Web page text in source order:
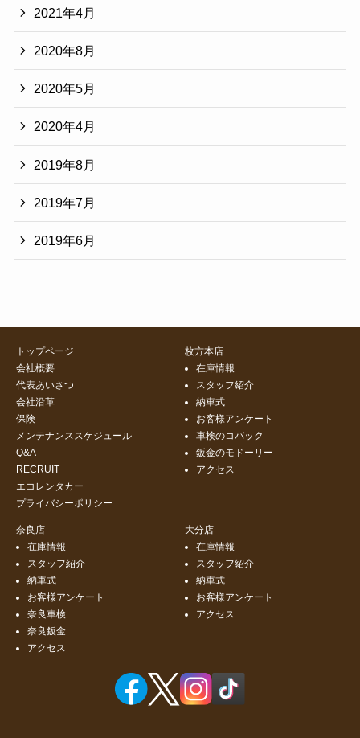
2021年4月
2020年8月
2020年5月
2020年4月
2019年8月
2019年7月
2019年6月
トップページ
会社概要
代表あいさつ
会社沿革
保険
メンテナンススケジュール
Q&A
RECRUIT
エコレンタカー
プライバシーポリシー
枚方本店
在庫情報
スタッフ紹介
納車式
お客様アンケート
車検のコバック
鈑金のモドーリー
アクセス
奈良店
在庫情報
スタッフ紹介
納車式
お客様アンケート
奈良車検
奈良鈑金
アクセス
大分店
在庫情報
スタッフ紹介
納車式
お客様アンケート
アクセス